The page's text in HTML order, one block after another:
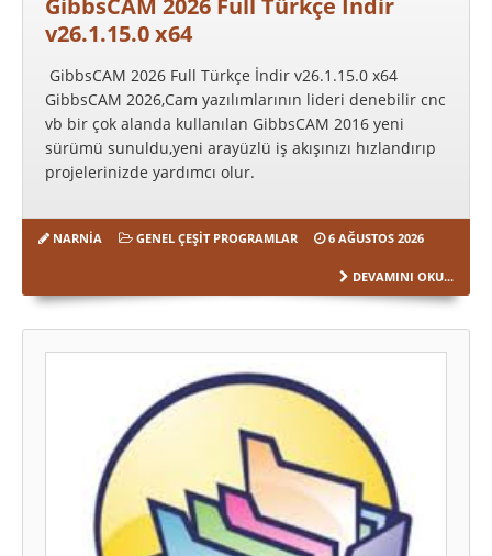
GibbsCAM 2026 Full Türkçe İndir
v26.1.15.0 x64
GibbsCAM 2026 Full Türkçe İndir v26.1.15.0 x64
GibbsCAM 2026,Cam yazılımlarının lideri denebilir cnc
vb bir çok alanda kullanılan GibbsCAM 2016 yeni
sürümü sunuldu,yeni arayüzlü iş akışınızı hızlandırıp
projelerinizde yardımcı olur.
NARNIA GENEL ÇEŞIT PROGRAMLAR 6 AĞUSTOS 2026
DEVAMINI OKU...